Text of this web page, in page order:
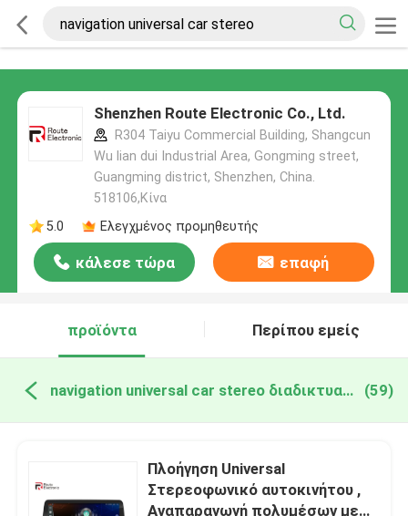
Shenzhen Route Electronic Co., Ltd.
R304 Taiyu Commercial Building, Shangcun
Wu lian dui Industrial Area, Gongming street,
Guangming district, Shenzhen, China.
518106,Κίνα
5.0
Ελεγχμένος προμηθευτής
κάλεσε τώρα επαφή
προϊόντα Περίπου εμείς
navigation universal car stereo διαδικτυακή κατασκευή (59)
Πλοήγηση Universal
Στερεοφωνικό αυτοκινήτου ,
Αναπαραγωγή πολυμέσων με